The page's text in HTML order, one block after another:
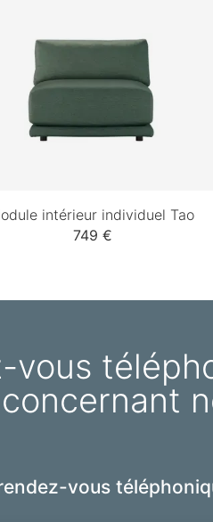
intérieur individuel Tao
749 €
vous
vous